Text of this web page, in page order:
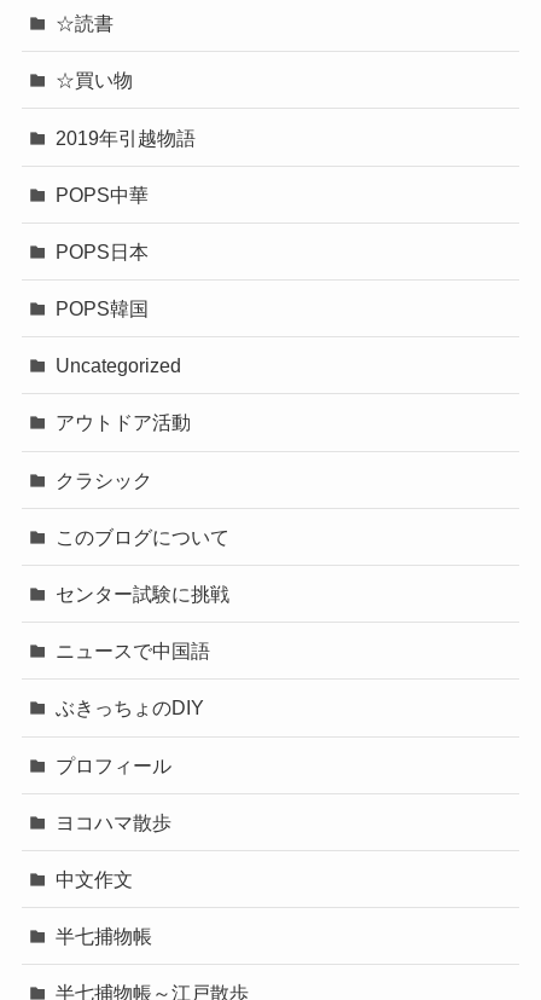
☆読書
☆買い物
2019年引越物語
POPS中華
POPS日本
POPS韓国
Uncategorized
アウトドア活動
クラシック
このブログについて
センター試験に挑戦
ニュースで中国語
ぶきっちょのDIY
プロフィール
ヨコハマ散歩
中文作文
半七捕物帳
半七捕物帳～江戸散歩